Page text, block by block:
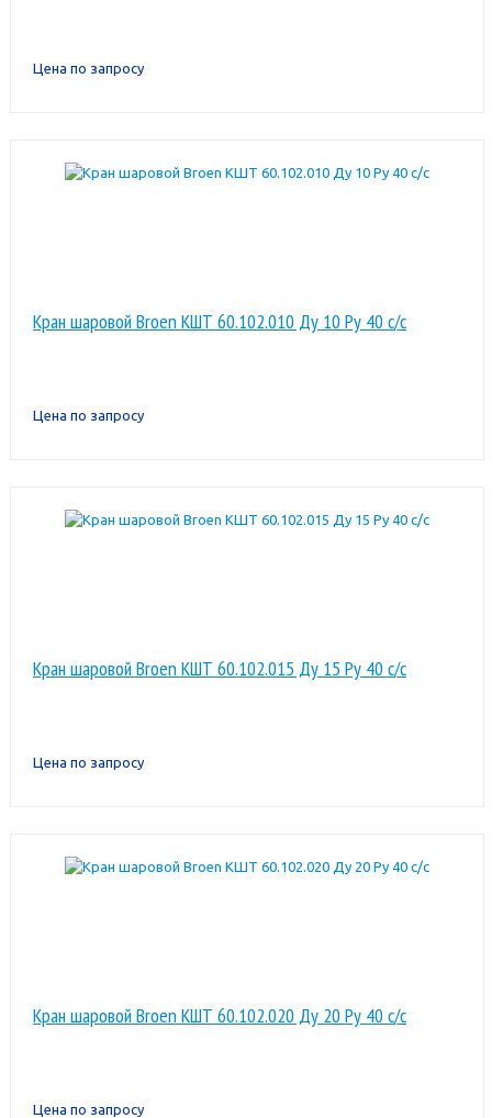
Цена по запросу
Кран шаровой Broen КШТ 60.102.010 Ду 10 Ру 40 с/с
Цена по запросу
Кран шаровой Broen КШТ 60.102.015 Ду 15 Ру 40 с/с
Цена по запросу
Кран шаровой Broen КШТ 60.102.020 Ду 20 Ру 40 с/с
Цена по запросу